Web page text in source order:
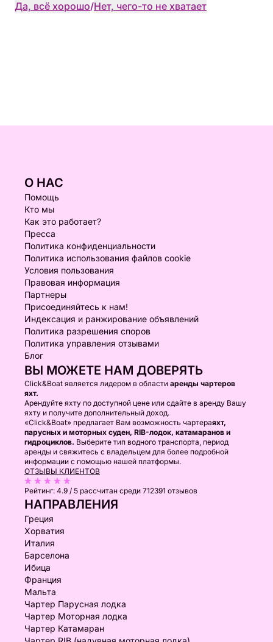
Да, всё хорошо/Нет, чего-то не хватает
О НАС
Помощь
Кто мы
Как это работает?
Пресса
Политика конфиденциальности
Политика использования файлов cookie
Условия пользования
Правовая информация
Партнеры
Присоединяйтесь к нам!
Индексация и ранжирование объявлений
Политика разрешения споров
Политика управления отзывами
Блог
ВЫ МОЖЕТЕ НАМ ДОВЕРЯТЬ
Click&Boat является лидером в области аренды чартеров
яхт.
Арендуйте яхту по доступной цене или сдайте в аренду Вашу
яхту и получите дополнительный доход.
«Click&Boat» предлагает Вам возможность чартераяхт,
парусных и моторных суден, RIB-лодок, катамаранов и
гидроциклов. Выберите тип водного транспорта, период
аренды и свяжитесь с владельцем для более подробной
информации с помощью нашей платформы.
ОТЗЫВЫ КЛИЕНТОВ
Рейтинг: 4.9 / 5 рассчитан среди 712391 отзывов
НАПРАВЛЕНИЯ
Греция
Хорватия
Италия
Барселона
Ибица
Франция
Мальта
Чартер Парусная лодка
Чартер Моторная лодка
Чартер Катамаран